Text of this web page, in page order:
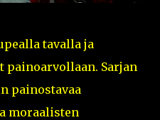
tavalla ja
painoarvollaan. Sarjan
painostavaa
moraalisten